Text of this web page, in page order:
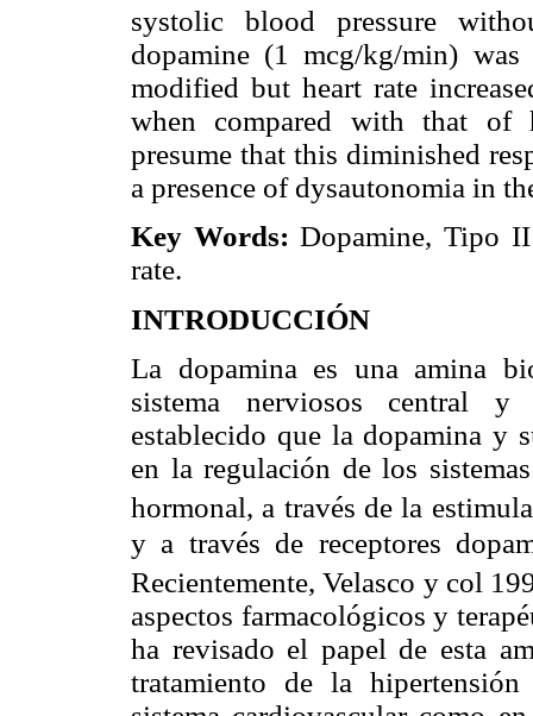
systolic blood pressure
dopamine (1 mcg/kg/min)
modified but heart rate
when compared with that of
presume that this diminished
a presence of dysautonomia in
Key Words:Dopamine, Tipo
rate.
INTRODUCCIÓN
La dopamina es una amina
sistema nerviosos central y
establecido que la dopamina y
en la regulación de los
hormonal, a través de la
y a través de receptores
Recientemente, Velasco y col
aspectos farmacológicos y
ha revisado el papel de esta
tratamiento de la